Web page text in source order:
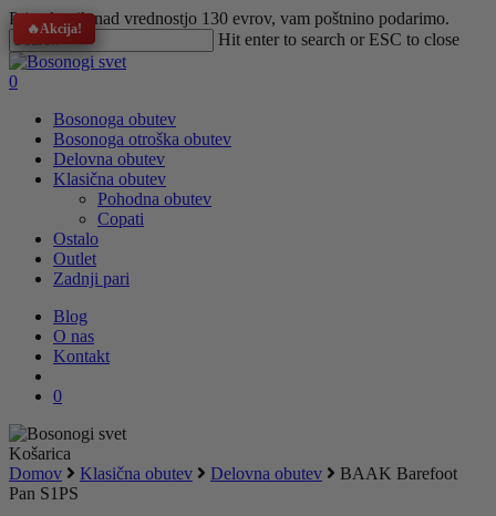
Skip
main
content
Pri nakupih nad vrednostjo 130 evrov, vam poštnino podarimo.
Hit enter to search or ESC to close
Close
Search
search
0
Bosonoga obutev
Bosonoga otroška obutev
Delovna obutev
Klasična obutev
Pohodna obutev
Copati
Ostalo
Outlet
Zadnji pari
Blog
O nas
Kontakt
0
Košarica
Domov
Klasična obutev Delovna obutev
BAAK Barefoot
Pan S1PS
Akcija!
Akcija!
Akcija!
Akcija!
Akcija!
Akcija!